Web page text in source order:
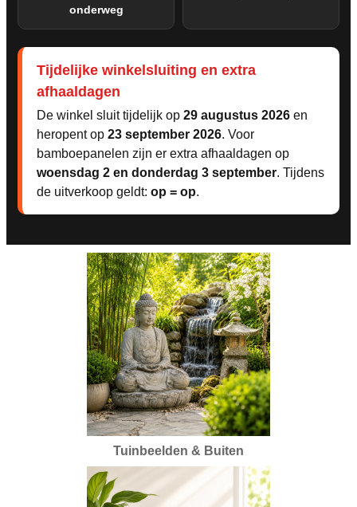
onderweg
Tijdelijke winkelsluiting en extra
afhaaldagen
De winkel sluit tijdelijk op 29 augustus 2026 en
heropent op 23 september 2026. Voor
bamboepanelen zijn er extra afhaaldagen op
woensdag 2 en donderdag 3 september. Tijdens
de uitverkoop geldt: op = op.
Tuinbeelden & Buiten